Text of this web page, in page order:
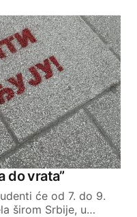
do vrata”
će od 7. do 9.
širom Srbije, u…